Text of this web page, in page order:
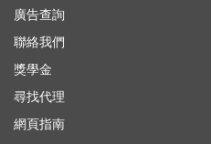
廣告查詢
聯絡我們
獎學金
尋找代理
網頁指南